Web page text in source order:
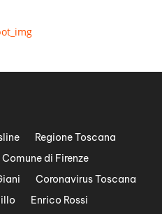
Regione Toscana
Comune di Firenze
Coronavirus Toscana
Enrico Rossi